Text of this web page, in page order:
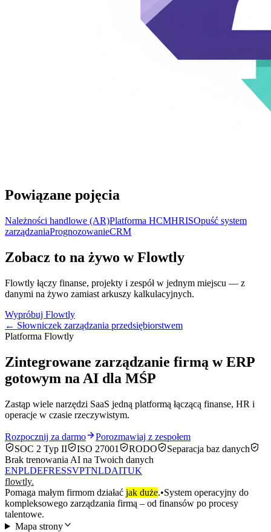
Powiązane pojęcia
Należności handlowe (AR)Platforma HCMHRISOpuść system
zarządzaniaPrognozowanieCRM
Zobacz to na żywo w Flowtly
Flowtly łączy finanse, projekty i zespół w jednym miejscu — z
danymi na żywo zamiast arkuszy kalkulacyjnych.
Wypróbuj Flowtly
← Słowniczek zarządzania przedsiębiorstwem
Platforma Flowtly
Zintegrowane zarządzanie firmą w ERP
gotowym na AI dla MŚP
Zastąp wiele narzędzi SaaS jedną platformą łączącą finanse, HR i
operacje w czasie rzeczywistym.
Rozpocznij za darmo
Porozmawiaj z zespołem
SOC 2 Typ II
ISO 27001 RODO
Separacja baz danych
Brak trenowania AI na Twoich danych
ENPLDEFRESSVPTNLDAITUK
flowtly.
Pomaga małym firmom działać jak duże.•System operacyjny do
kompleksowego zarządzania firmą – od finansów po procesy
talentowe.
Mapa strony